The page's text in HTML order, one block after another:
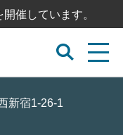
開催しています。
新宿1-26-1